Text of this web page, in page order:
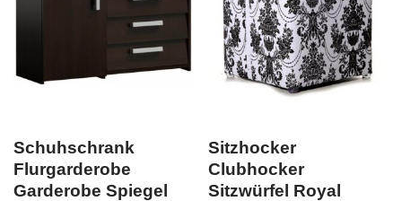
Schuhschrank
Flurgarderobe
Garderobe Spiegel
Sitzhocker
Clubhocker
Sitzwürfel Royal